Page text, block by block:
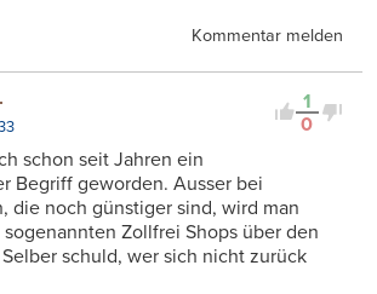
Kommentar melden
1
0
schon seit Jahren ein
Begriff geworden. Ausser bei
die noch günstiger sind, wird man
Zollfrei Shops über den
schuld, wer sich nicht zurück